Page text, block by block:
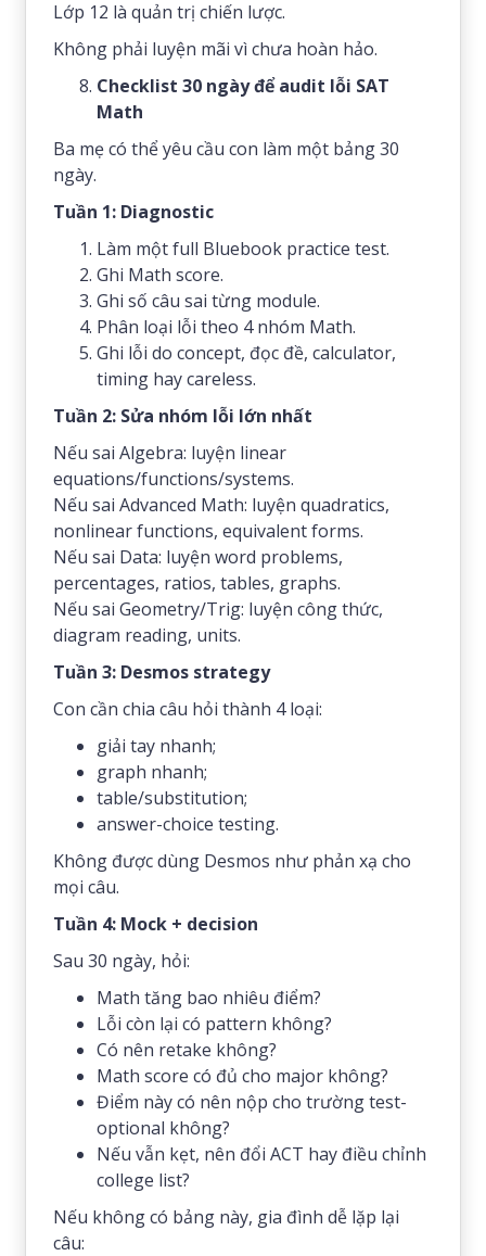
Lớp 12 là quản trị chiến lược.
Không phải luyện mãi vì chưa hoàn hảo.
Checklist 30 ngày để audit lỗi SAT
Math
Ba mẹ có thể yêu cầu con làm một bảng 30
ngày.
Tuần 1: Diagnostic
Làm một full Bluebook practice test.
Ghi Math score.
Ghi số câu sai từng module.
Phân loại lỗi theo 4 nhóm Math.
Ghi lỗi do concept, đọc đề, calculator,
timing hay careless.
Tuần 2: Sửa nhóm lỗi lớn nhất
Nếu sai Algebra: luyện linear
equations/functions/systems.
Nếu sai Advanced Math: luyện quadratics,
nonlinear functions, equivalent forms.
Nếu sai Data: luyện word problems,
percentages, ratios, tables, graphs.
Nếu sai Geometry/Trig: luyện công thức,
diagram reading, units.
Tuần 3: Desmos strategy
Con cần chia câu hỏi thành 4 loại:
giải tay nhanh;
graph nhanh;
table/substitution;
answer-choice testing.
Không được dùng Desmos như phản xạ cho
mọi câu.
Tuần 4: Mock + decision
Sau 30 ngày, hỏi:
Math tăng bao nhiêu điểm?
Lỗi còn lại có pattern không?
Có nên retake không?
Math score có đủ cho major không?
Điểm này có nên nộp cho trường test-
optional không?
Nếu vẫn kẹt, nên đổi ACT hay điều chỉnh
college list?
Nếu không có bảng này, gia đình dễ lặp lại
câu: